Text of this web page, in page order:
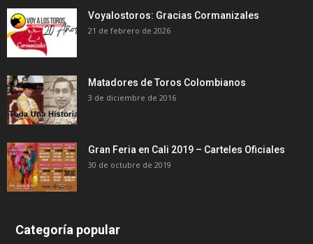
Voyalostoros: Gracias Cormanizales
21 de febrero de 2026
Matadores de Toros Colombianos
3 de diciembre de 2016
Gran Feria en Cali 2019 – Carteles Oficiales
30 de octubre de 2019
Categoría popular